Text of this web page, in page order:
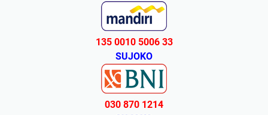
135 0010 5006 33
SUJOKO
030 870 1214